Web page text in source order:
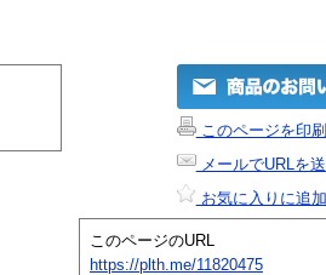
このページを印
メールでURLを
お気に入りに追
このページのURL
https://plth.me/11820475